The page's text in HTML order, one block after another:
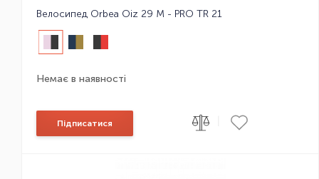
Велосипед Orbea Oiz 29 M - PRO TR 21
Немає в наявності
Підписатися